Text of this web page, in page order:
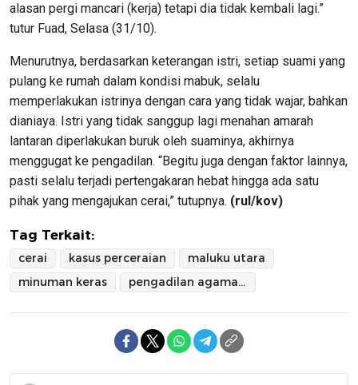
alasan pergi mancari (kerja) tetapi dia tidak kembali lagi.”
tutur Fuad, Selasa (31/10).
Menurutnya, berdasarkan keterangan istri, setiap suami yang
pulang ke rumah dalam kondisi mabuk, selalu
memperlakukan istrinya dengan cara yang tidak wajar, bahkan
dianiaya. Istri yang tidak sanggup lagi menahan amarah
lantaran diperlakukan buruk oleh suaminya, akhirnya
menggugat ke pengadilan. “Begitu juga dengan faktor lainnya,
pasti selalu terjadi pertengakaran hebat hingga ada satu
pihak yang mengajukan cerai,” tutupnya. (rul/kov)
Tag Terkait:
cerai kasus perceraian
maluku utara
minuman keras
pengadilan agama labuha